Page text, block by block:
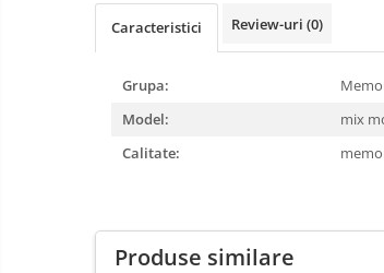
Caracteristici Review-uri (0)
Grupa:
Model:
mix
Calitate:
Produse similare